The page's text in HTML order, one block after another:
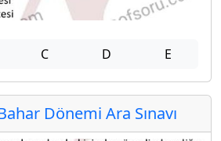
C D E
Dönemi Ara Sınavı